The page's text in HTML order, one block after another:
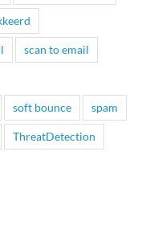
scan to email
soft bounce spam
ThreatDetection